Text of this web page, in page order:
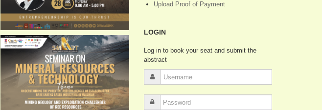
Upload Proof of Payment
LOGIN
Log in to book your seat and submit the
abstract